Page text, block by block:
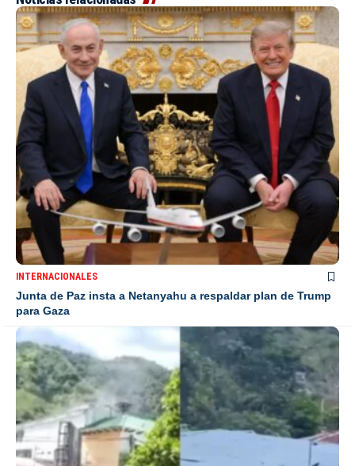
INTERNACIONALES
Junta de Paz insta a Netanyahu a respaldar plan de Trump
para Gaza